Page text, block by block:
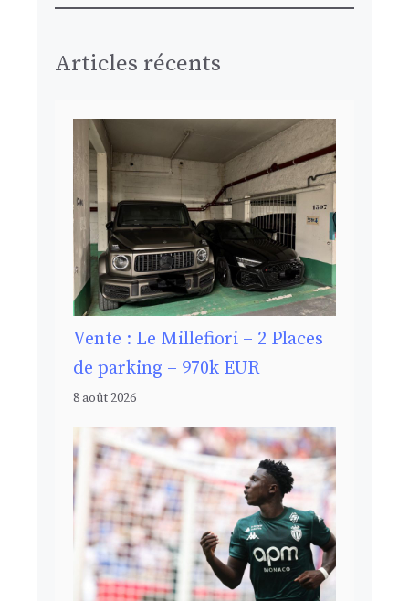
Articles récents
Vente : Le Millefiori – 2 Places
de parking – 970k EUR
8 août 2026